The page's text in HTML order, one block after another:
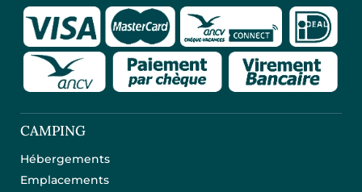
CAMPING
Hébergements
Emplacements